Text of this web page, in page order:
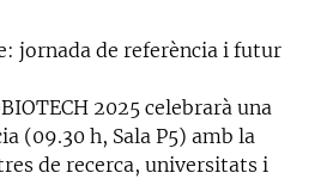
jornada de referència i futur
2025 celebrarà una
(09.30 h, Sala P5) amb la
de recerca, universitats i